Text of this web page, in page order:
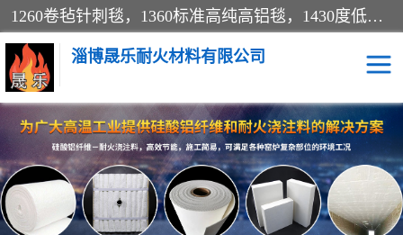
1260卷毡针刺毯，1360标准高纯高铝毯，1430度低锆锆铝含锆毯，普通挡渣棉卷毡，防火纸、挡火板、隔热垫片模块、棉块、折叠块、散棉高温固化剂价格规格密度多少钱图片视频立方平米参数指标
淄博晟乐耐火材料有限公司
硅酸铝挡渣棉 硅酸铝纤维纸
硅酸铝挡火板 高铝毯